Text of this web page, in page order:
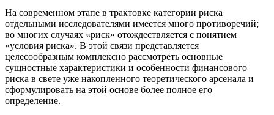
На современном этапе в трактовке категории риска
отдельными исследователями имеется много противоречий;
во многих случаях «риск» отождествляется с понятием
«условия риска». В этой связи представляется
целесообразным комплексно рассмотреть основные
сущностные характеристики и особенности финансового
риска в свете уже накопленного теоретического арсенала и
сформулировать на этой основе более полное его
определение.